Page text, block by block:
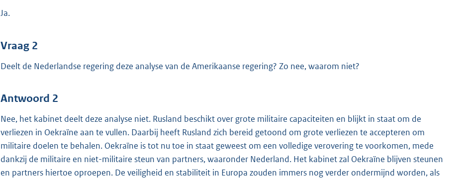
Ja.
Vraag 2
Deelt de Nederlandse regering deze analyse van de Amerikaanse regering? Zo nee, waarom niet?
Antwoord 2
Nee, het kabinet deelt deze analyse niet. Rusland beschikt over grote militaire capaciteiten en blijkt in staat om de
verliezen in Oekraïne aan te vullen. Daarbij heeft Rusland zich bereid getoond om grote verliezen te accepteren om
militaire doelen te behalen. Oekraïne is tot nu toe in staat geweest om een volledige verovering te voorkomen, mede
dankzij de militaire en niet-militaire steun van partners, waaronder Nederland. Het kabinet zal Oekraïne blijven steunen
en partners hiertoe oproepen. De veiligheid en stabiliteit in Europa zouden immers nog verder ondermijnd worden, als